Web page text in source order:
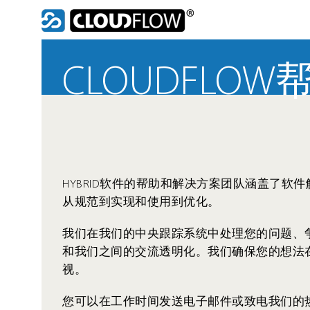
CLOUDFLOW
HYBRID软件的帮助和解决方案团队涵盖了软
从规范到实现和使用到优化。
我们在我们的中央跟踪系统中处理您的问题、
和我们之间的交流透明化。我们确保您的想法
视。
您可以在工作时间发送电子邮件或致电我们的